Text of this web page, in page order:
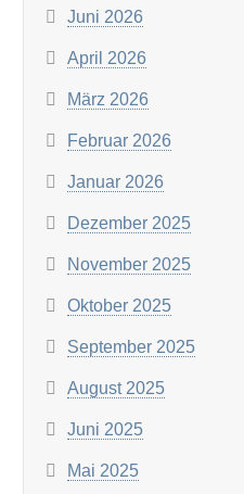
Juni 2026
April 2026
März 2026
Februar 2026
Januar 2026
Dezember 2025
November 2025
Oktober 2025
September 2025
August 2025
Juni 2025
Mai 2025